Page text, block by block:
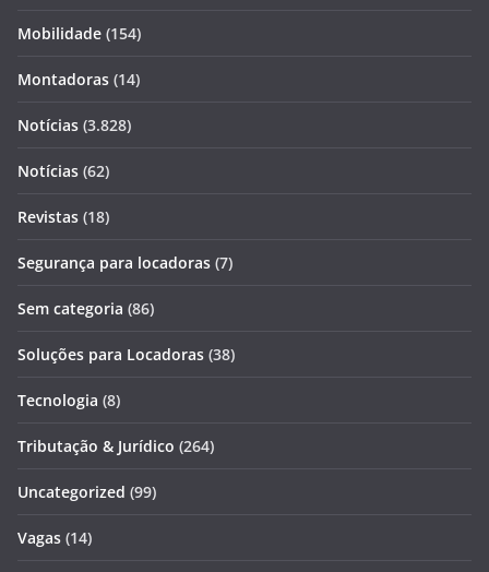
Mobilidade (154)
Montadoras (14)
Notícias (3.828)
Notícias (62)
Revistas (18)
Segurança para locadoras (7)
Sem categoria (86)
Soluções para Locadoras (38)
Tecnologia (8)
Tributação & Jurídico (264)
Uncategorized (99)
Vagas (14)